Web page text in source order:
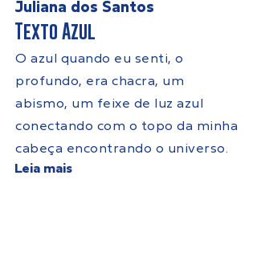
Juliana dos Santos
Texto Azul
O azul quando eu senti, o
profundo, era chacra, um
abismo, um feixe de luz azul
conectando com o topo da minha
cabeça encontrando o universo.
Leia mais